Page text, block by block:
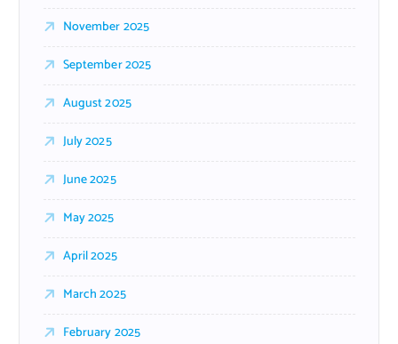
November 2025
September 2025
August 2025
July 2025
June 2025
May 2025
April 2025
March 2025
February 2025